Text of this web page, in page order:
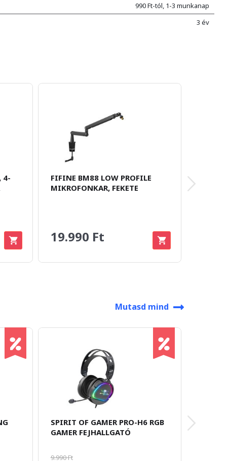
990 Ft-tól, 1-3 munkanap
3 év
4-
FIFINE BM88 LOW PROFILE
MIKROFONKAR, FEKETE
19.990 Ft
Mutasd mind
SPIRIT OF GAMER PRO-H6 RGB
GAMER FEJHALLGATÓ
9.990 Ft